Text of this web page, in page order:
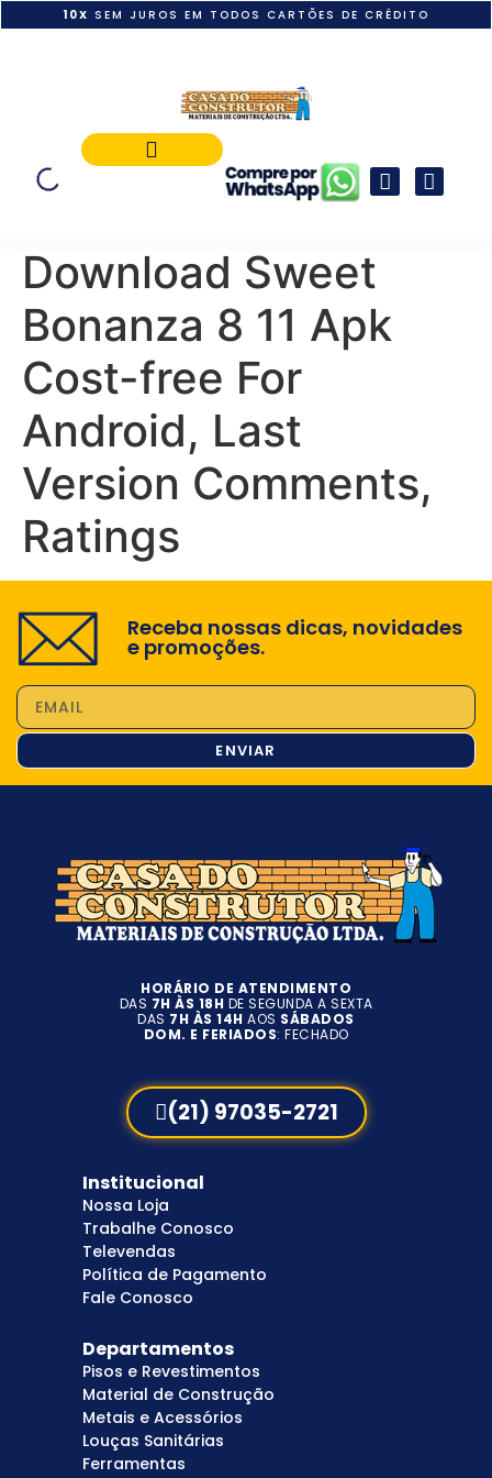
10X SEM JUROS EM TODOS CARTÕES DE CRÉDITO
Download Sweet
Bonanza 8 11 Apk
Cost-free For
Android, Last
Version Comments,
Ratings
Receba nossas dicas, novidades
e promoções.
ENVIAR
HORÁRIO DE ATENDIMENTO
DAS 7H ÀS 18H DE SEGUNDA A SEXTA
DAS 7H ÀS 14H AOS SÁBADOS
DOM. E FERIADOS: FECHADO
(21) 97035-2721
Institucional
Nossa Loja
Trabalhe Conosco
Televendas
Política de Pagamento
Fale Conosco
Departamentos
Pisos e Revestimentos
Material de Construção
Metais e Acessórios
Louças Sanitárias
Ferramentas